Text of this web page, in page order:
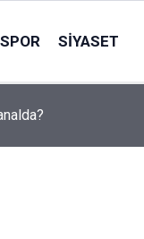
SPOR SIYASET